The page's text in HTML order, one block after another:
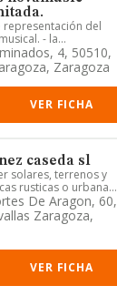
representación del
- la
e...
4, 50510,
Zaragoza
VER FICHA
caseda sl
solares, terrenos y
rusticas o urbanas,
De Aragon, 60,
Zaragoza,
VER FICHA